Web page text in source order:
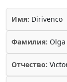
Имя: Dirivenco
Фамилия: Olga
Отчество: